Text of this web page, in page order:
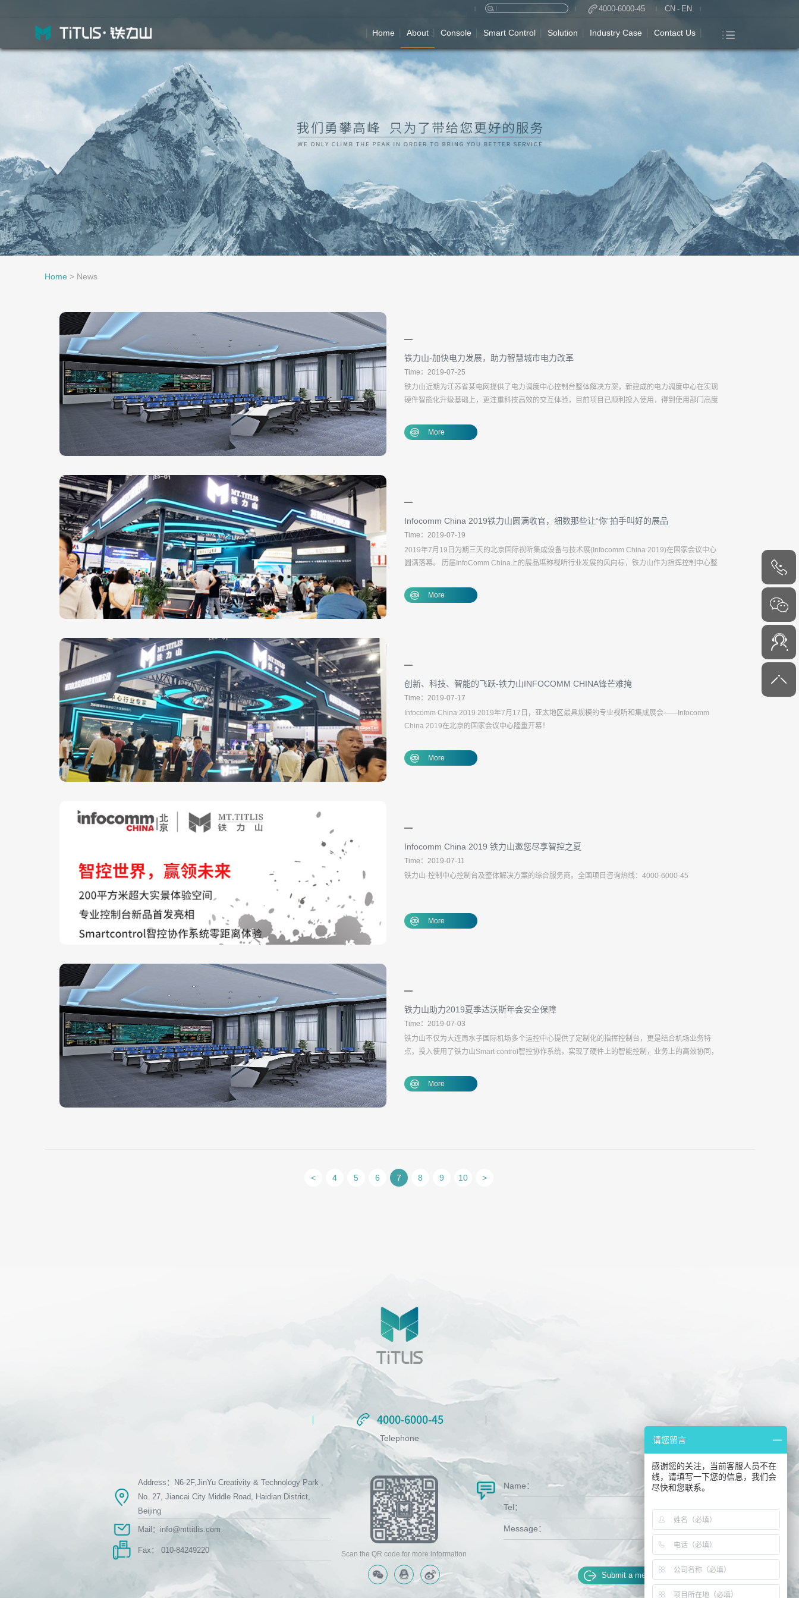
4000-6000-45 CN - EN
Home About Console Smart Control Solution Industry Case Contact Us
Home> News
铁力山-加快电力发展，助力智慧城市电力改革
Time：2019-07-25
铁力山近期为江苏省某电网提供了电力调度中心控制台整体解决方案，新建成的电力调度中心在实现
硬件智能化升级基础上，更注重科技高效的交互体验，目前项目已顺利投入使用，得到使用部门高度
More
Infocomm China 2019铁力山圆满收官，细数那些让“你”拍手叫好的展品
Time：2019-07-19
2019年7月19日为期三天的北京国际视听集成设备与技术展(Infocomm China 2019)在国家会议中心
圆满落幕。 历届InfoComm China上的展品堪称视听行业发展的风向标，铁力山作为指挥控制中心整
More
创新、科技、智能的飞跃-铁力山INFOCOMM CHINA锋芒难掩
Time：2019-07-17
Infocomm China 2019 2019年7月17日，亚太地区最具规模的专业视听和集成展会——Infocomm
China 2019在北京的国家会议中心隆重开幕！
More
Infocomm China 2019 铁力山邀您尽享智控之夏
Time：2019-07-11
铁力山-控制中心控制台及整体解决方案的综合服务商。全国项目咨询热线：4000-6000-45
More
铁力山助力2019夏季达沃斯年会安全保障
Time：2019-07-03
铁力山不仅为大连周水子国际机场多个运控中心提供了定制化的指挥控制台，更是结合机场业务特
点，投入使用了铁力山Smart control智控协作系统，实现了硬件上的智能控制，业务上的高效协同，
More
< 4 5 6 7 8 9 10 >
4000-
6000-45
4000-6000-45
4000-6000-45
Telephone
Address：N6-2F,JinYu Creativity & Technology Park ,
No. 27, Jiancai City Middle Road, Haidian District,
Beijing
Mail：info@mttitlis.com
Fax： 010-84249220
Name：
Tel：
Message：
Submit a message
Scan the QR code for more information
请您留言
感谢您的关注，当前客服人员不在
线，请填写一下您的信息，我们会
尽快和您联系。